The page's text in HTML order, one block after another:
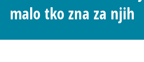
malo tko zna za njih